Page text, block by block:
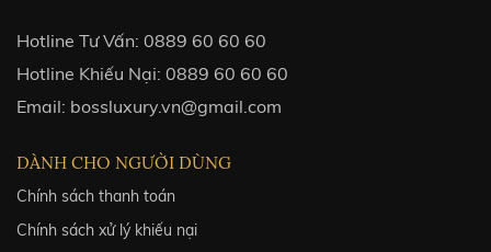
Hotline Tư Vấn: 0889 60 60 60
Hotline Khiếu Nại: 0889 60 60 60
Email: bossluxury.vn@gmail.com
DÀNH CHO NGƯỜI DÙNG
Chính sách thanh toán
Chính sách xử lý khiếu nại